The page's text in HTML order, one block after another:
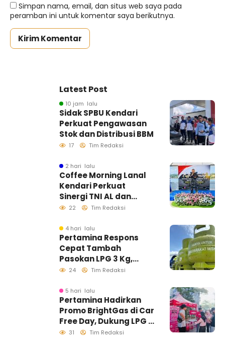
Simpan nama, email, dan situs web saya pada
peramban ini untuk komentar saya berikutnya.
Latest Post
10 jam lalu
Sidak SPBU Kendari
Perkuat Pengawasan
Stok dan Distribusi BBM
17 Tim Redaksi
2 hari lalu
Coffee Morning Lanal
Kendari Perkuat
Sinergi TNI AL dan
Insan Pers Wujudkan
22 Tim Redaksi
4 hari lalu
Pertamina Respons
Cepat Tambah
Pasokan LPG 3 Kg,
Kondisi Penyaluran di
Berlangsung Kondusif
24 Tim Redaksi
5 hari lalu
Pertamina Hadirkan
Promo BrightGas di Car
Free Day, Dukung LPG 3
Kg Tepat Sasaran
31 Tim Redaksi